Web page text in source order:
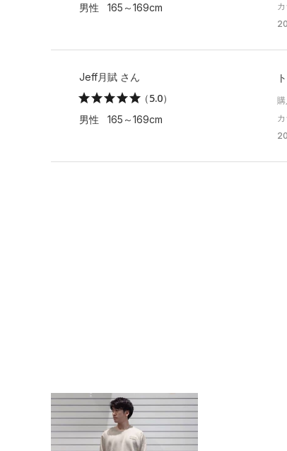
男性 165～169cm
Jeff月賦 さん
（5.0）
男性 165～169cm